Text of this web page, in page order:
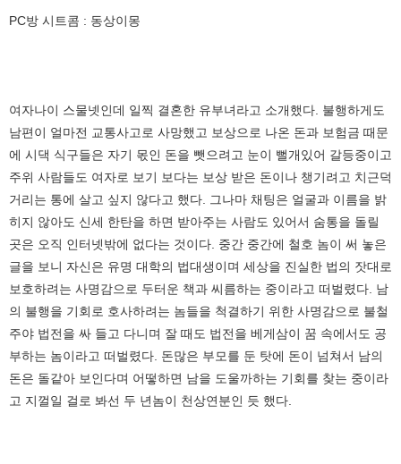
PC방 시트콤 : 동상이몽
여자나이 스물넷인데 일찍 결혼한 유부녀라고 소개했다. 불행하게도
남편이 얼마전 교통사고로 사망했고 보상으로 나온 돈과 보험금 때문
에 시댁 식구들은 자기 몫인 돈을 뺏으려고 눈이 뻘개있어 갈등중이고
주위 사람들도 여자로 보기 보다는 보상 받은 돈이나 챙기려고 치근덕
거리는 통에 살고 싶지 않다고 했다. 그나마 채팅은 얼굴과 이름을 밝
히지 않아도 신세 한탄을 하면 받아주는 사람도 있어서 숨통을 돌릴
곳은 오직 인터넷밖에 없다는 것이다. 중간 중간에 철호 놈이 써 놓은
글을 보니 자신은 유명 대학의 법대생이며 세상을 진실한 법의 잣대로
보호하려는 사명감으로 두터운 책과 씨름하는 중이라고 떠벌렸다. 남
의 불행을 기회로 호사하려는 놈들을 척결하기 위한 사명감으로 불철
주야 법전을 싸 들고 다니며 잘 때도 법전을 베게삼이 꿈 속에서도 공
부하는 놈이라고 떠벌렸다. 돈많은 부모를 둔 탓에 돈이 넘쳐서 남의
돈은 돌같아 보인다며 어떻하면 남을 도울까하는 기회를 찾는 중이라
고 지껄일 걸로 봐선 두 년놈이 천상연분인 듯 했다.